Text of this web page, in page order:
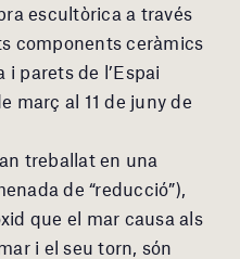
escultòrica a través
components ceràmics
parets de l’Espai
març al 11 de juny de
treballat en una
de “reducció”),
que el mar causa als
i el seu torn, són